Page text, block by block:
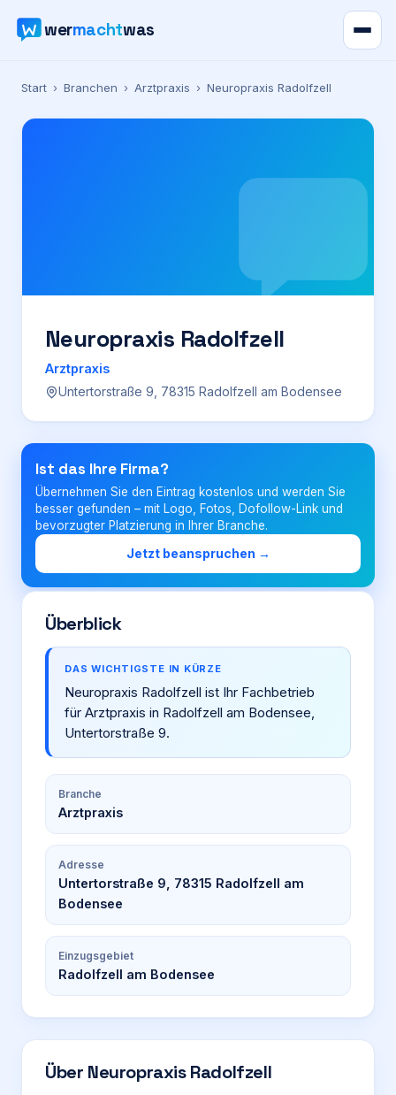
wermachtwas
Verzeichnis
Karte
Preise
Für Firmen
Login
Firma eintragen
Start › Branchen › Arztpraxis › Neuropraxis Radolfzell
Neuropraxis Radolfzell
Arztpraxis
Untertorstraße 9, 78315 Radolfzell am Bodensee
Ist das Ihre Firma?
Übernehmen Sie den Eintrag kostenlos und werden Sie
besser gefunden – mit Logo, Fotos, Dofollow-Link und
bevorzugter Platzierung in Ihrer Branche.
Jetzt beanspruchen →
Überblick
DAS WICHTIGSTE IN KÜRZE
Neuropraxis Radolfzell ist Ihr Fachbetrieb
für Arztpraxis in Radolfzell am Bodensee,
Untertorstraße 9.
Branche
Arztpraxis
Adresse
Untertorstraße 9, 78315 Radolfzell am
Bodensee
Einzugsgebiet
Radolfzell am Bodensee
Über Neuropraxis Radolfzell